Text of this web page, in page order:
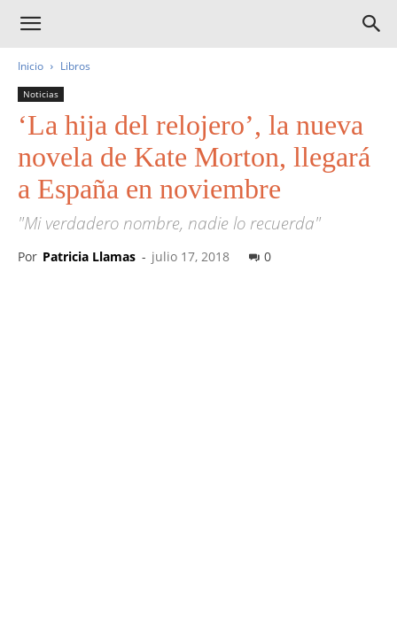
Inicio Libros
Noticias
‘La hija del relojero’, la nueva
novela de Kate Morton, llegará
a España en noviembre
"Mi verdadero nombre, nadie lo recuerda"
Por Patricia Llamas - julio 17, 2018 0